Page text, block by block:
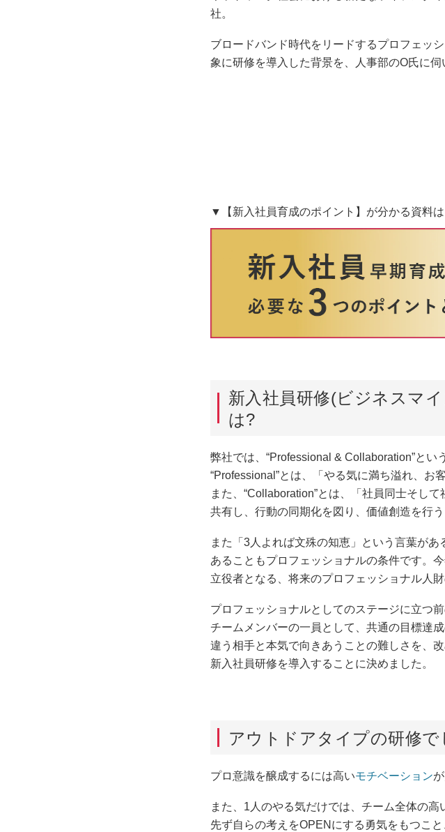
社。
ブロードバンド時代をリードするプロフェッ
象に研修を導入した背景を、人事部のO氏に伺
▼【新入社員育成のポイント】が分かる資料
新入社員研修(ビジネスマ
は?
弊社では、“Professional & Collaboration”とい
“Professional”とは、「やる気に満ち溢れ、お
また、“Collaboration”とは、「社員同士そし
共有し、行動の同期化を図り、価値創造を行
また「3人よれば文殊の知恵」という言葉が
あることもプロフェッショナルの条件です。
立役者となる、将来のプロフェッショナル人
プロフェッショナルとしてのステージに立つ
チームメンバーの一員として、共通の目標達
違う相手と本気で向きあうことの難しさを、
新入社員研修を導入することに決めました。
アウトドアタイプの研修
プロ意識を醸成するには高いモチベーション
また、1人のやる気だけでは、チーム全体の
先ず自らの考えをOPENにする勇気をもつこ